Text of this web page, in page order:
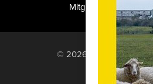
PF
Mitglied der TIPA
© 2026 PF Publishing
reserved.